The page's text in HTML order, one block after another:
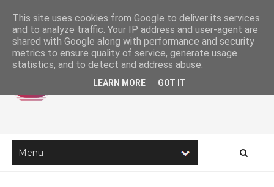
This site uses cookies from Google to deliver its services
and to analyze traffic. Your IP address and user-agent are
shared with Google along with performance and security
metrics to ensure quality of service, generate usage
statistics, and to detect and address abuse.
LEARN MORE GOT IT